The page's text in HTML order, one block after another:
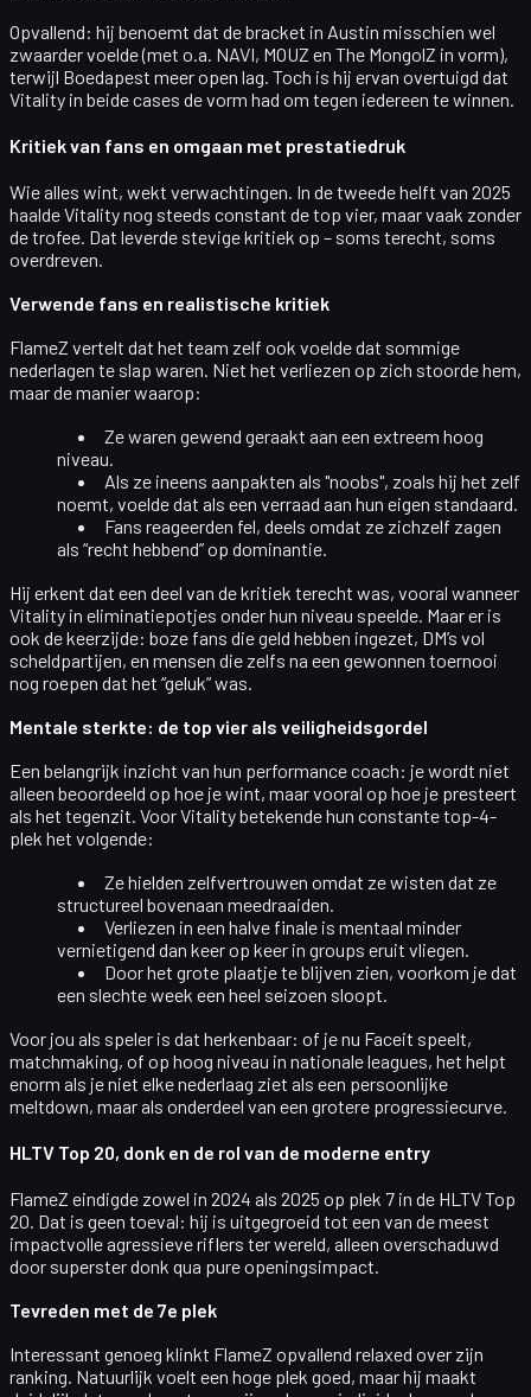
Opvallend: hij benoemt dat de bracket in Austin misschien wel
zwaarder voelde (met o.a. NAVI, MOUZ en The MongolZ in vorm),
terwijl Boedapest meer open lag. Toch is hij ervan overtuigd dat
Vitality in beide cases de vorm had om tegen iedereen te winnen.
Kritiek van fans en omgaan met prestatiedruk
Wie alles wint, wekt verwachtingen. In de tweede helft van 2025
haalde Vitality nog steeds constant de top vier, maar vaak zonder
de trofee. Dat leverde stevige kritiek op – soms terecht, soms
overdreven.
Verwende fans en realistische kritiek
FlameZ vertelt dat het team zelf ook voelde dat sommige
nederlagen te slap waren. Niet het verliezen op zich stoorde hem,
maarde manier waarop:
Ze waren gewend geraakt aan een extreem hoog
niveau.
Als ze ineens aanpakten als "noobs", zoals hij het zelf
noemt, voelde dat als een verraad aan hun eigen standaard.
Fans reageerden fel, deels omdat ze zichzelf zagen
als “recht hebbend” op dominantie.
Hij erkent dat een deel van de kritiek terecht was, vooral wanneer
Vitality in eliminatiepotjes onder hun niveau speelde. Maar er is
ook de keerzijde: boze fans die geld hebben ingezet, DM’s vol
scheldpartijen, en mensen die zelfs na een gewonnen toernooi
nog roepen dat het “geluk” was.
Mentale sterkte: de top vier als veiligheidsgordel
Een belangrijk inzicht van hun performance coach: je wordt niet
alleen beoordeeld op hoe je wint, maar vooral op hoe je presteert
als het tegenzit. Voor Vitality betekende hun constante top-4-
plek het volgende:
Ze hielden zelfvertrouwen omdat ze wisten dat ze
structureel bovenaan meedraaiden.
Verliezen in een halve finale is mentaal minder
vernietigend dan keer op keer in groups eruit vliegen.
Door het grote plaatje te blijven zien, voorkom je dat
een slechte week een heel seizoen sloopt.
Voor jou als speler is dat herkenbaar: of je nu Faceit speelt,
matchmaking, of op hoog niveau in nationale leagues, het helpt
enorm als je niet elke nederlaag ziet als een persoonlijke
meltdown, maar als onderdeel van een grotere progressiecurve.
HLTV Top 20, donk en de rol van de moderne entry
FlameZ eindigde zowel in 2024 als 2025 op plek 7 in de HLTV Top
20. Dat is geen toeval: hij is uitgegroeid tot een van de meest
impactvolle agressieve riflers ter wereld, alleen overschaduwd
door superster donk qua pure openingsimpact.
Tevreden met de 7e plek
Interessant genoeg klinkt FlameZ opvallend relaxed over zijn
ranking. Natuurlijk voelt een hoge plek goed, maar hij maakt